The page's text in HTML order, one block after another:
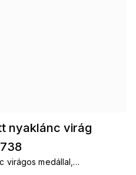
nyaklánc virág
virágos medállal,